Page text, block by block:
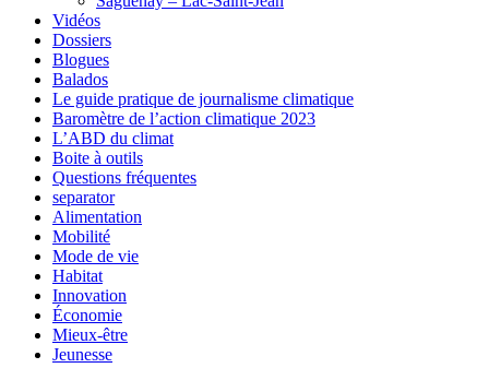
Vidéos
Dossiers
Blogues
Balados
Le guide pratique de journalisme climatique
Baromètre de l’action climatique 2023
L’ABD du climat
Boite à outils
Questions fréquentes
separator
Alimentation
Mobilité
Mode de vie
Habitat
Innovation
Économie
Mieux-être
Jeunesse